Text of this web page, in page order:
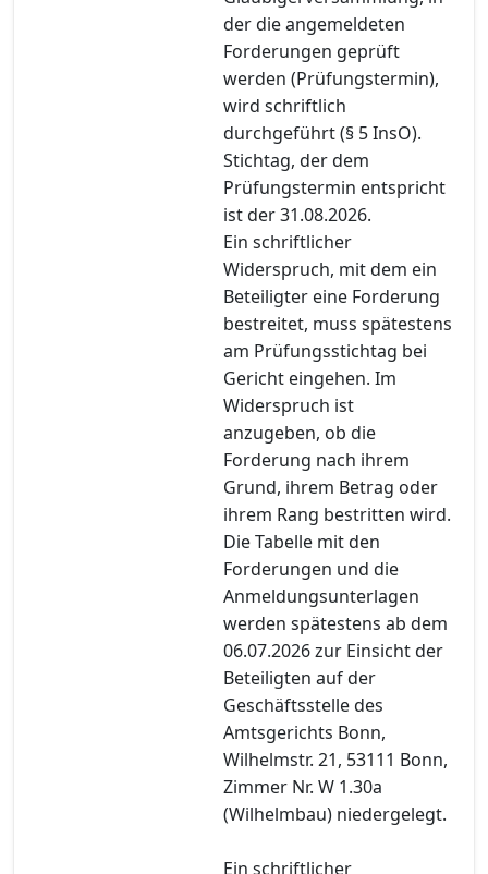
der die angemeldeten
Forderungen geprüft
werden (Prüfungstermin),
wird schriftlich
durchgeführt (§ 5 InsO).
Stichtag, der dem
Prüfungstermin entspricht
ist der 31.08.2026.
Ein schriftlicher
Widerspruch, mit dem ein
Beteiligter eine Forderung
bestreitet, muss spätestens
am Prüfungsstichtag bei
Gericht eingehen. Im
Widerspruch ist
anzugeben, ob die
Forderung nach ihrem
Grund, ihrem Betrag oder
ihrem Rang bestritten wird.
Die Tabelle mit den
Forderungen und die
Anmeldungsunterlagen
werden spätestens ab dem
06.07.2026 zur Einsicht der
Beteiligten auf der
Geschäftsstelle des
Amtsgerichts Bonn,
Wilhelmstr. 21, 53111 Bonn,
Zimmer Nr. W 1.30a
(Wilhelmbau) niedergelegt.
Ein schriftlicher